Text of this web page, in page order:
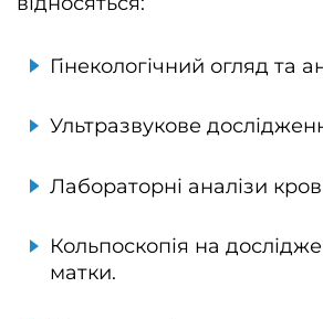
Гінекологічний огляд та
Ультразвукове
Лабораторні аналізи
Кольпоскопія на
матки.